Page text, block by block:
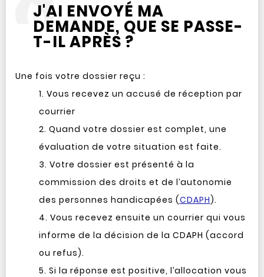
J'AI ENVOYÉ MA
DEMANDE, QUE SE PASSE-
T-IL APRÈS ?
Une fois votre dossier reçu :
Vous recevez un accusé de réception par
courrier
Quand votre dossier est complet, une
évaluation de votre situation est faite.
Votre dossier est présenté à la
commission des droits et de l’autonomie
des personnes handicapées (CDAPH).
Vous recevez ensuite un courrier qui vous
informe de la décision de la CDAPH (accord
ou refus).
Si la réponse est positive, l’allocation vous